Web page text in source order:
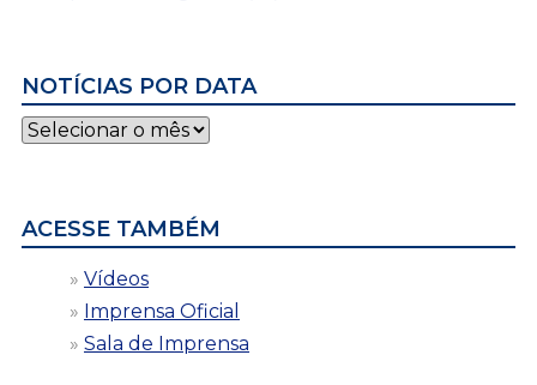
NOTÍCIAS POR DATA
Notícias
por
ACESSE TAMBÉM
Vídeos
Imprensa Oficial
Sala de Imprensa